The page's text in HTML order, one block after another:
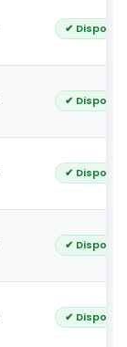
✔
✔
✔
✔
✔